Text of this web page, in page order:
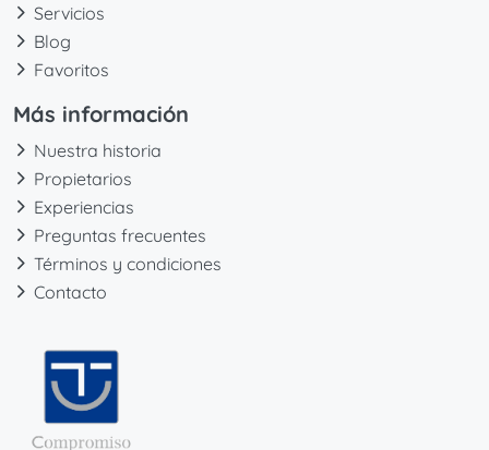
Servicios
Blog
Favoritos
Más información
Nuestra historia
Propietarios
Experiencias
Preguntas frecuentes
Términos y condiciones
Contacto